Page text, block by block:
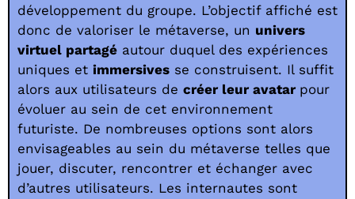
développement du groupe. L’objectif affiché est
donc de valoriser le métaverse, un univers
virtuel partagé autour duquel des expériences
uniques et immersives se construisent. Il suffit
alors aux utilisateurs de créer leur avatar pour
évoluer au sein de cet environnement
futuriste. De nombreuses options sont alors
envisageables au sein du métaverse telles que
jouer, discuter, rencontrer et échanger avec
d’autres utilisateurs. Les internautes sont